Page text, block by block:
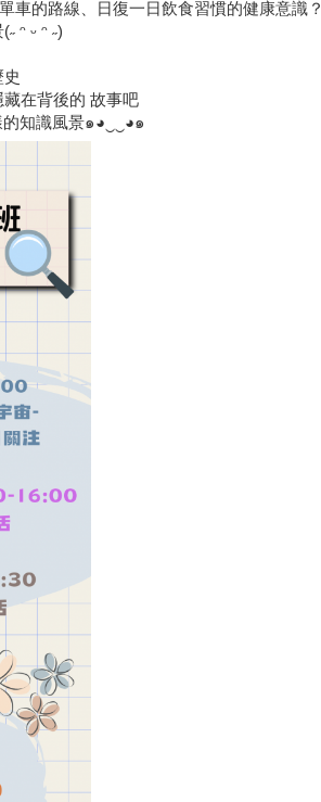
的路線、日復一日飲食習慣的健康意識？
ᵔ ᵕ ᵔ ˶)
在背後的 故事吧
的知識風景๑◕‿‿◕๑